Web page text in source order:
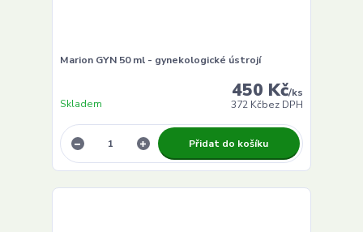
Marion GYN 50 ml - gynekologické ústrojí
450 Kč/ks
372 Kčbez DPH
Skladem
Přidat do košíku